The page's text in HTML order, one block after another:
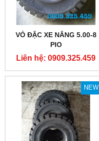
VỎ ĐẶC XE NÂNG 5.00-8
PIO
Liên hệ: 0909.325.459
NEW